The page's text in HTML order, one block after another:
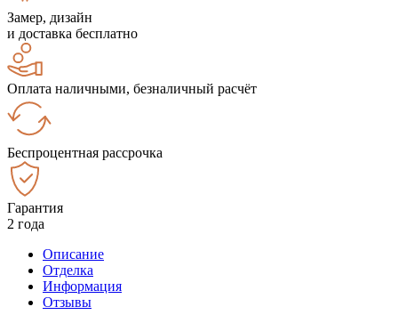
Замер, дизайн
и доставка бесплатно
Оплата наличными, безналичный расчёт
Беспроцентная рассрочка
Гарантия
2 года
Описание
Отделка
Информация
Отзывы